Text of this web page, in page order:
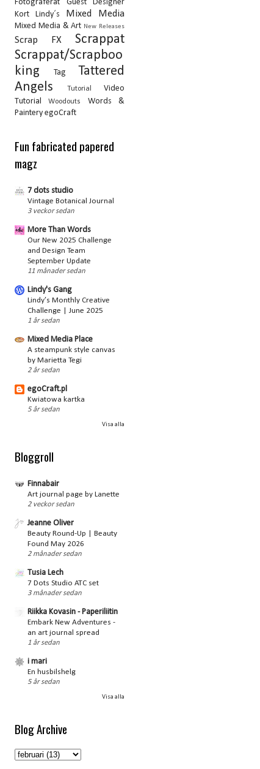
Fotograferat
Guest Designer
Kort
Lindy´s Mixed Media
Mixed Media & Art New Releases
Scrap FX
Scrappat
Scrappat/Scrapboo
king
Tag
Tattered
Angels
Tutorial
Video
Tutorial
Woodouts
Words &
Paintery egoCraft
Fun fabricated papered
magz
7 dots studio
Vintage Botanical Journal
3 veckor sedan
More Than Words
Our New 2025 Challenge
and Design Team
September Update
11 månader sedan
Lindy's Gang
Lindy’s Monthly Creative
Challenge | June 2025
1 år sedan
Mixed Media Place
A steampunk style canvas
by Marietta Tegi
2 år sedan
egoCraft.pl
Kwiatowa kartka
5 år sedan
Visa alla
Bloggroll
Finnabair
Art journal page by Lanette
2 veckor sedan
Jeanne Oliver
Beauty Round-Up | Beauty
Found May 2026
2 månader sedan
Tusia Lech
7 Dots Studio ATC set
3 månader sedan
Riikka Kovasin - Paperiliitin
Embark New Adventures -
an art journal spread
1 år sedan
i mari
En husbilshelg
5 år sedan
Visa alla
Blog Archive